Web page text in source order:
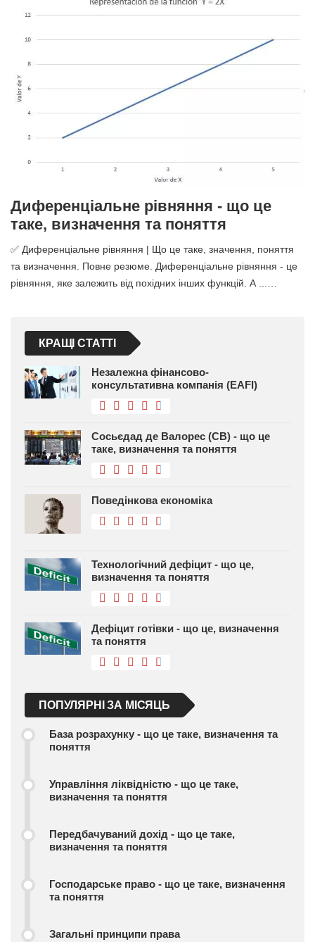
Диференціальне рівняння - що це
таке, визначення та поняття
✅ Диференціальне рівняння | Що це таке, значення, поняття
та визначення. Повне резюме. Диференціальне рівняння - це
рівняння, яке залежить від похідних інших функцій. А ...…
КРАЩІ СТАТТІ
Незалежна фінансово-
консультативна компанія (EAFI)
Сосьєдад де Валорес (СВ) - що це
таке, визначення та поняття
Поведінкова економіка
Технологічний дефіцит - що це,
визначення та поняття
Дефіцит готівки - що це, визначення
та поняття
ПОПУЛЯРНІ ЗА МІСЯЦЬ
База розрахунку - що це таке, визначення та
поняття
Управління ліквідністю - що це таке,
визначення та поняття
Передбачуваний дохід - що це таке,
визначення та поняття
Господарське право - що це таке, визначення
та поняття
Загальні принципи права